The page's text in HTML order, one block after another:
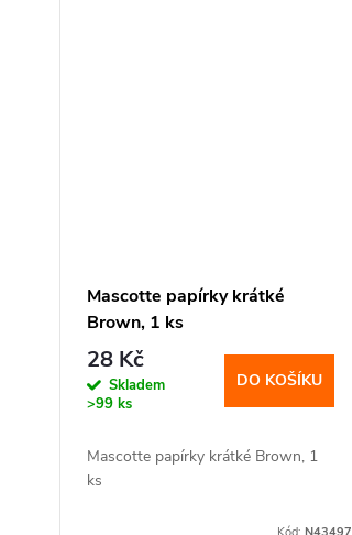
Mascotte papírky krátké
Brown, 1 ks
28 Kč
Skladem
>99 ks
DO KOŠÍKU
Mascotte papírky krátké Brown, 1
ks